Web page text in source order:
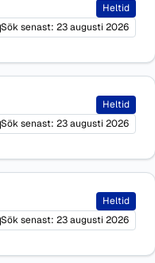
Heltid
Sök senast: 23 augusti 2026
Heltid
Sök senast: 23 augusti 2026
Heltid
Sök senast: 23 augusti 2026